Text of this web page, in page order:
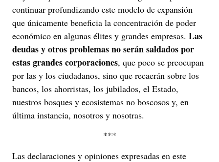
continuar profundizando este modelo de expansión
que únicamente beneficia la concentración de poder
económico en algunas élites y grandes empresas. Las
deudas y otros problemas no serán saldados por
estas grandes corporaciones, que poco se preocupan
por las y los ciudadanos, sino que recaerán sobre los
bancos, los ahorristas, los jubilados, el Estado,
nuestros bosques y ecosistemas no boscosos y, en
última instancia, nosotros y nosotras.
***
Las declaraciones y opiniones expresadas en este